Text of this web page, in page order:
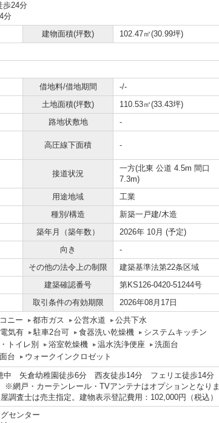
歩24分
分
建物面積(坪数)
102.47㎡(30.99坪)
借地料/借地期間
-/-
土地面積(坪数)
110.53㎡(33.43坪)
路地状敷地
-
高圧線下面積 -
接道状況
一方(北東 公道 4.5m 間口
7.3m)
用途地域
工業
種別/構造
新築一戸建/木造
築年月（築年数）
2026年 10月 (予定)
向き
-
その他の法令上の制限
建築基準法第22条区域
建築確認番号
第KS126-0420-51244号
取引条件の有効期限 2026年08月17日
ニー 都市ガス 公営水道
公共下水
電気有 駐車2台可 食器洗い乾燥機
システムキッチン
トイレ別 浴室乾燥機 温水洗浄便座
洗面台
台 ウォークインクロゼット
中 矢倉幼稚園徒歩6分 西友徒歩14分 フェリエ徒歩14分
網戸・カーテンレール・TVアンテナはオプションとなりま
査士は売主指定。建物表示登記費用：102,000円（税込）
センター